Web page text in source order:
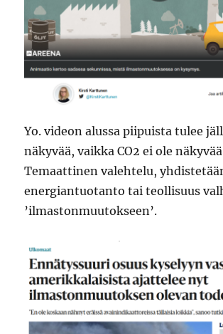
Yo. videon alussa piipuista tulee
näkyvää, vaikka CO2 ei ole
Temaattinen valehtelu,
energiantuotanto tai teollisuus
’ilmastonmuutokseen’.